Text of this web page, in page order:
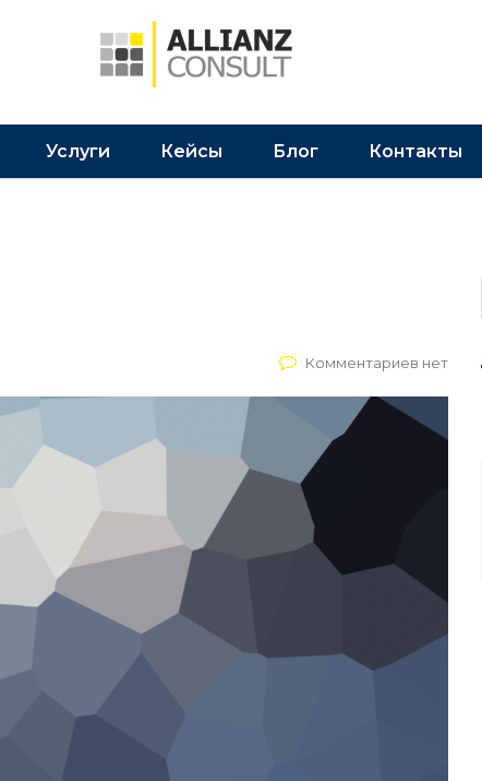
Услуги Кейсы Блог Контакты
Комментариев нет